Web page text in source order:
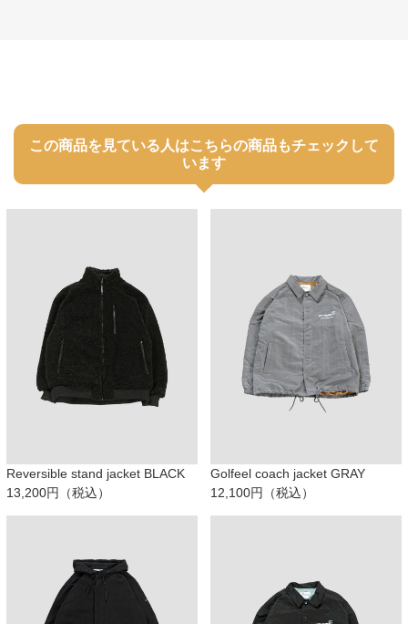
この商品を見ている人はこちらの商品もチェックして
います
Reversible stand jacket BLACK
13,200円（税込）
Golfeel coach jacket GRAY
12,100円（税込）